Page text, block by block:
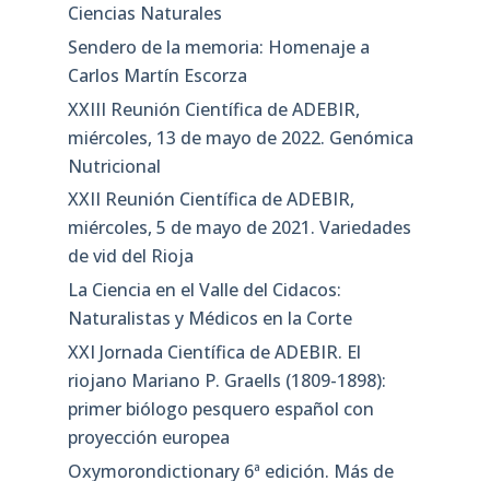
Ciencias Naturales
Sendero de la memoria: Homenaje a
Carlos Martín Escorza
XXIII Reunión Científica de ADEBIR,
miércoles, 13 de mayo de 2022. Genómica
Nutricional
XXII Reunión Científica de ADEBIR,
miércoles, 5 de mayo de 2021. Variedades
de vid del Rioja
La Ciencia en el Valle del Cidacos:
Naturalistas y Médicos en la Corte
XXI Jornada Científica de ADEBIR. El
riojano Mariano P. Graells (1809-1898):
primer biólogo pesquero español con
proyección europea
Oxymorondictionary 6ª edición. Más de